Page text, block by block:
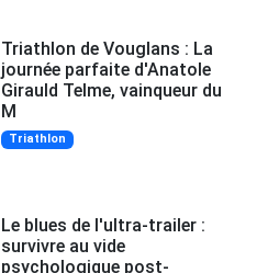
Triathlon de Vouglans : La
journée parfaite d'Anatole
Girauld Telme, vainqueur du
M
Triathlon
Le blues de l'ultra-trailer :
survivre au vide
psychologique post-